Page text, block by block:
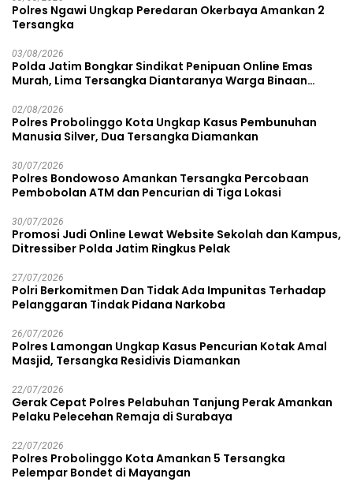
Polres Ngawi Ungkap Peredaran Okerbaya Amankan 2
Tersangka
03/08/2026
Polda Jatim Bongkar Sindikat Penipuan Online Emas
Murah, Lima Tersangka Diantaranya Warga Binaan
02/08/2026
Polres Probolinggo Kota Ungkap Kasus Pembunuhan
Manusia Silver, Dua Tersangka Diamankan
30/07/2026
Polres Bondowoso Amankan Tersangka Percobaan
Pembobolan ATM dan Pencurian di Tiga Lokasi
30/07/2026
Promosi Judi Online Lewat Website Sekolah dan Kampus,
Ditressiber Polda Jatim Ringkus Pelak
27/07/2026
Polri Berkomitmen Dan Tidak Ada Impunitas Terhadap
Pelanggaran Tindak Pidana Narkoba
26/07/2026
Polres Lamongan Ungkap Kasus Pencurian Kotak Amal
Masjid, Tersangka Residivis Diamankan
22/07/2026
Gerak Cepat Polres Pelabuhan Tanjung Perak Amankan
Pelaku Pelecehan Remaja di Surabaya
22/07/2026
Polres Probolinggo Kota Amankan 5 Tersangka
Pelempar Bondet di Mayangan